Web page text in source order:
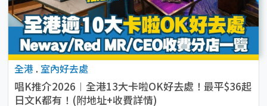
全港 . 室內好去處
唱K推介2026︱全港13大卡啦OK好去處！最平$36起
日文K都有！(附地址+收費詳情)